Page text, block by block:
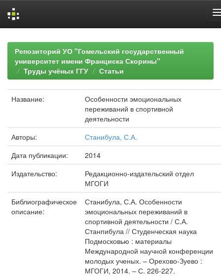
navigationРепозиторий УО "Гомельский государственный
университет имени Франциска Скорины"
Труды учёных ГГУ
Статьи
Название:
Особенности эмоциональных
переживаний в спортивной
деятельности
Авторы:
Станибула, С.А.
Дата публикации:
2014
Издательство:
Редакционно-издательский отдел
МГОГИ
Библиографическое
описание:
Станибула, С.А. Особенности
эмоциональных переживаний в
спортивной деятельности / С.А.
Станпибула // Студенческая наука
Подмосковью : материалы
Международной научной конференции
молодых ученых. – Орехово-Зуево :
МГОГИ, 2014. – С. 226-227.